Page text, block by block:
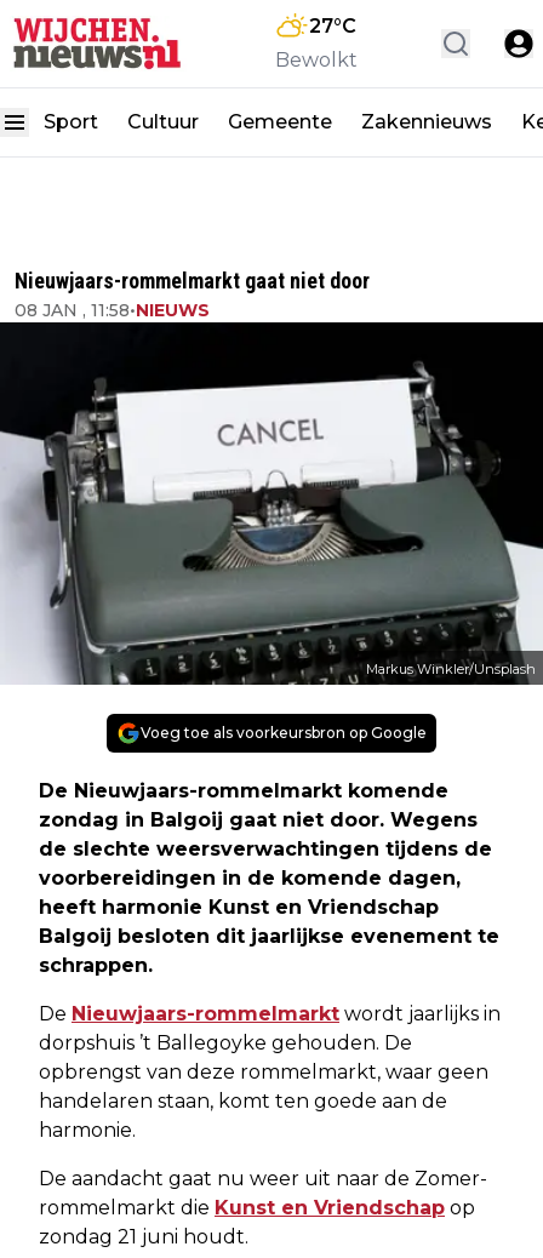
27°C
Bewolkt
Sport Cultuur Gemeente Zakennieuws
Nieuwjaars-rommelmarkt gaat niet door
08 JAN , 11:58•NIEUWS
Markus Winkler/Unsplash
Voeg toe als voorkeursbron op Google
De Nieuwjaars-rommelmarkt komende
zondag in Balgoij gaat niet door. Wegens
de slechte weersverwachtingen tijdens de
voorbereidingen in de komende dagen,
heeft harmonie Kunst en Vriendschap
Balgoij besloten dit jaarlijkse evenement te
schrappen.
De Nieuwjaars-rommelmarkt wordt jaarlijks in
dorpshuis ’t Ballegoyke gehouden. De
opbrengst van deze rommelmarkt, waar geen
handelaren staan, komt ten goede aan de
harmonie.
De aandacht gaat nu weer uit naar de Zomer-
rommelmarkt die Kunst en Vriendschap op
zondag 21 juni houdt.